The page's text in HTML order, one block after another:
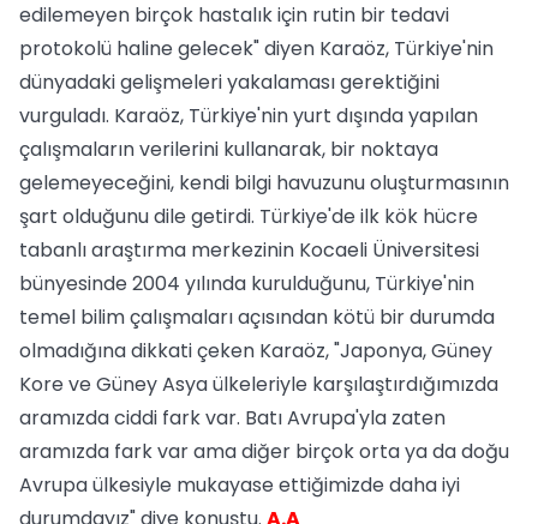
edilemeyen birçok hastalık için rutin bir tedavi
protokolü haline gelecek" diyen Karaöz, Türkiye'nin
dünyadaki gelişmeleri yakalaması gerektiğini
vurguladı. Karaöz, Türkiye'nin yurt dışında yapılan
çalışmaların verilerini kullanarak, bir noktaya
gelemeyeceğini, kendi bilgi havuzunu oluşturmasının
şart olduğunu dile getirdi. Türkiye'de ilk kök hücre
tabanlı araştırma merkezinin Kocaeli Üniversitesi
bünyesinde 2004 yılında kurulduğunu, Türkiye'nin
temel bilim çalışmaları açısından kötü bir durumda
olmadığına dikkati çeken Karaöz, "Japonya, Güney
Kore ve Güney Asya ülkeleriyle karşılaştırdığımızda
aramızda ciddi fark var. Batı Avrupa'yla zaten
aramızda fark var ama diğer birçok orta ya da doğu
Avrupa ülkesiyle mukayase ettiğimizde daha iyi